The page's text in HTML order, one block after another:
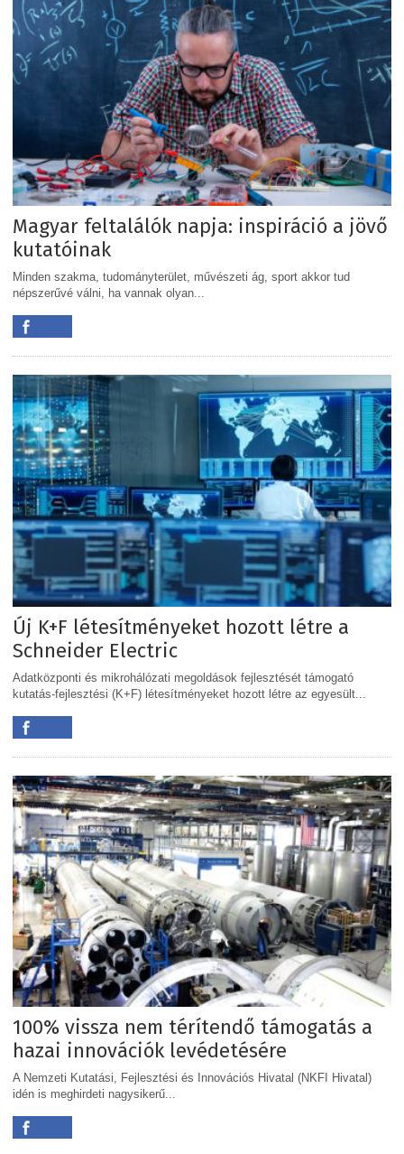
Magyar feltalálók napja: inspiráció a jövő
kutatóinak
Minden szakma, tudományterület, művészeti ág, sport akkor tud
népszerűvé válni, ha vannak olyan...
Új K+F létesítményeket hozott létre a
Schneider Electric
Adatközponti és mikrohálózati megoldások fejlesztését támogató
kutatás-fejlesztési (K+F) létesítményeket hozott létre az egyesült...
100% vissza nem térítendő támogatás a
hazai innovációk levédetésére
A Nemzeti Kutatási, Fejlesztési és Innovációs Hivatal (NKFI Hivatal)
idén is meghirdeti nagysikerű...